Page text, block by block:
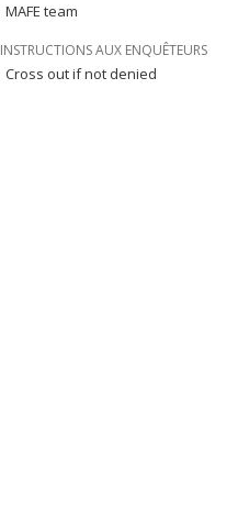
MAFE team
INSTRUCTIONS AUX ENQUÊTEURS
Cross out if not denied